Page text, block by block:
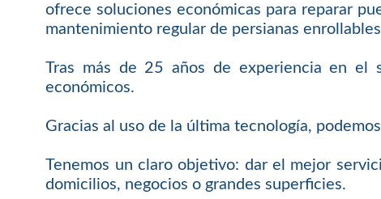
ofrece soluciones económicas para reparar
mantenimiento regular de persianas
Tras más de 25 años de experiencia en el
económicos.
Gracias al uso de la última tecnología,
Tenemos un claro objetivo: dar el mejor
domicilios, negocios o grandes superficies.